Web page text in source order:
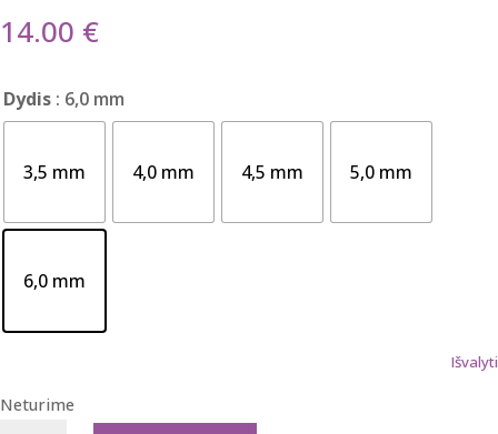
14.00 €
Dydis : 6,0 mm
3,5 mm 4,0 mm 4,5 mm 5,0 mm
6,0 mm
Išvalyti
Neturime